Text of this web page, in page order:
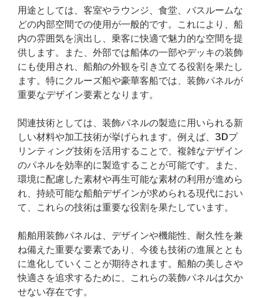
用途としては、客室やラウンジ、食堂、バスルームな
どの内部空間での使用が一般的です。これにより、船
内の雰囲気を演出し、乗客に快適で魅力的な空間を提
供します。また、外部では船体の一部やデッキの装飾
にも使用され、船舶の外観を引き立てる役割を果たし
ます。特にクルーズ船や豪華客船では、装飾パネルが
重要なデザイン要素となります。
関連技術としては、装飾パネルの製造に用いられる新
しい材料や加工技術が挙げられます。例えば、3Dプ
リンティング技術を活用することで、複雑なデザイン
のパネルを効率的に製造することが可能です。また、
環境に配慮した素材や再生可能な素材の利用が進めら
れ、持続可能な船舶デザインが求められる現代におい
て、これらの技術は重要な役割を果たしています。
船舶用装飾パネルは、デザインや機能性、耐久性を兼
ね備えた重要な要素であり、今後も技術の進展ととも
に進化していくことが期待されます。船舶の美しさや
快適さを追求するために、これらの装飾パネルは欠か
せない存在です。